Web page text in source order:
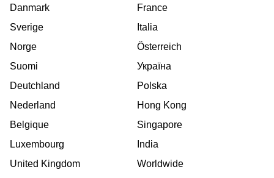
Danmark
Sverige
Norge
Suomi
Deutchland
Nederland
Belgique
Luxembourg
United Kingdom
France
Italia
Österreich
Україна
Polska
Hong Kong
Singapore
India
Worldwide